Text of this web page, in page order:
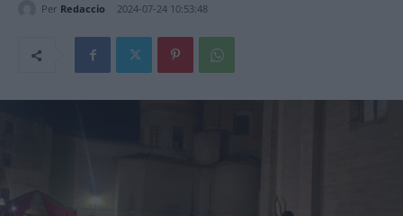
Per Redaccio 2024-07-24 10:53:48